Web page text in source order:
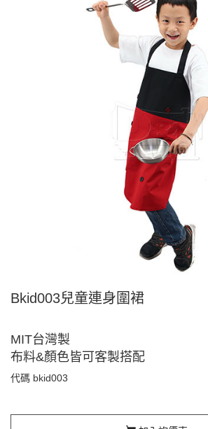
Bkid003兒童連身圍裙
MIT台灣製
布料&顏色皆可客製搭配
代碼 bkid003